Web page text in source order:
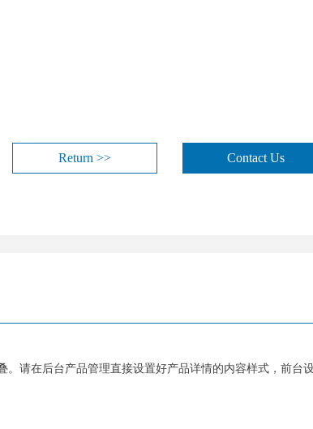
Return >> Contact Us
请在后台产品管理直接设置好产品详情的内容样式，前台